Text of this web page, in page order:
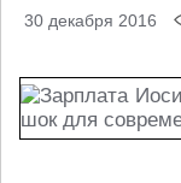
30 декабря 2016